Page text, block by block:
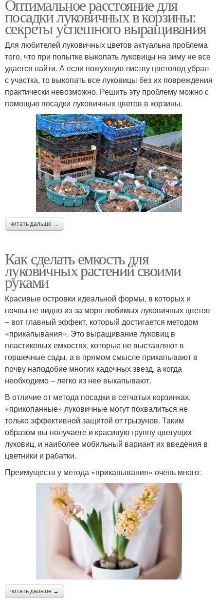
Оптимальное расстояние для
посадки луковичных в корзины:
секреты успешного выращивания
Для любителей луковичных цветов актуальна проблема
того, что при попытке выкопать луковицы на зиму не все
удается найти. А если пожухшую листву цветовод убрал
с участка, то выкопать все луковицы без их повреждения
практически невозможно. Решить эту проблему можно с
помощью посадки луковичных цветов в корзины.
читать дальше →
Как сделать емкость для
луковичных растений своими
руками
Красивые островки идеальной формы, в которых и
почвы не видно из-за моря любимых луковичных цветов
– вот главный эффект, который достигается методом
«прикапывания». Это выращивание луковиц в
пластиковых емкостях, которые не выставляют в
горшечные сады, а в прямом смысле прикапывают в
почву наподобие многих кадочных звезд, а когда
необходимо – легко из нее выкапывают.
В отличие от метода посадки в сетчатых корзинках,
«прикопанные» луковичные могут похвалиться не
только эффективной защитой от грызунов. Таким
образом вы получаете и красивую группу цветущих
луковиц, и наиболее мобильный вариант их введения в
цветники и рабатки.
Преимуществ у метода «прикапывания» очень много:
читать дальше →